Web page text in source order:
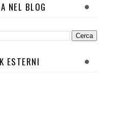
NEL BLOG
ESTERNI